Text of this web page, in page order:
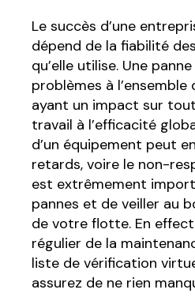
Le succès d’une
dépend de la fiabilité
qu’elle utilise. Une
problèmes à l’ensemble
ayant un impact sur
travail à l’efficacité
d’un équipement peut
retards, voire le non-
est extrêmement
pannes et de veiller au
de votre flotte. En
régulier de la
liste de vérification
assurez de ne rien